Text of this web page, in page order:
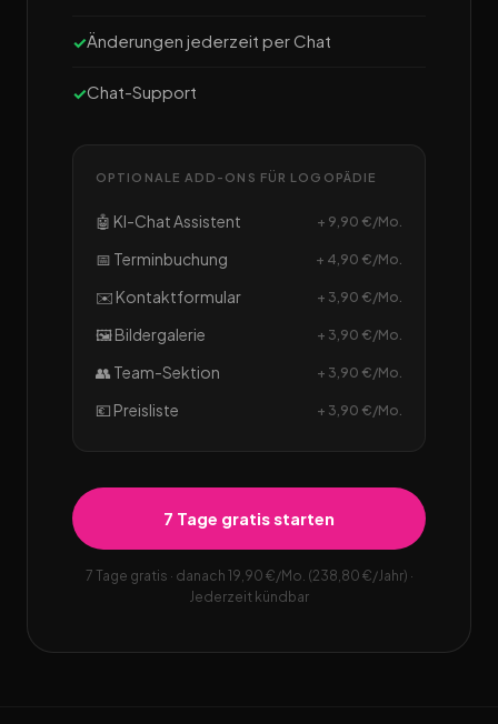
Änderungen jederzeit per Chat
Chat-Support
OPTIONALE ADD-ONS FÜR LOGOPÄDIE
🤖 KI-Chat Assistent + 9,90 €/Mo.
📅 Terminbuchung + 4,90 €/Mo.
✉️ Kontaktformular + 3,90 €/Mo.
🖼️ Bildergalerie + 3,90 €/Mo.
👥 Team-Sektion + 3,90 €/Mo.
💶 Preisliste + 3,90 €/Mo.
7 Tage gratis starten
7 Tage gratis · danach 19,90 €/Mo. (238,80 €/Jahr) ·
Jederzeit kündbar